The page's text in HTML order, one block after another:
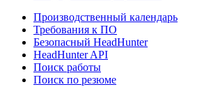
Производственный календарь
Требования к ПО
Безопасный HeadHunter
HeadHunter API
Поиск работы
Поиск по резюме